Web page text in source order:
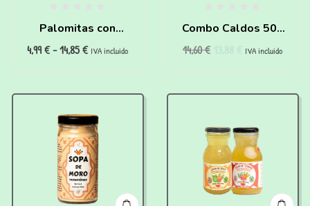
Palomitas con
cúrcuma para perros
4,99€-14,85€ IVA incluido
Combo Caldos 500
14,60€ IVA incluido